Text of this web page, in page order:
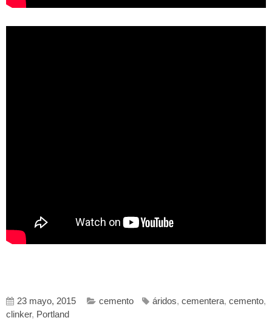
23 mayo, 2015 cemento áridos, cementera, cemento,
clinker, Portland